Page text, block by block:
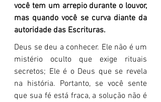
você tem um arrepio durante o louvor,
mas quando você se curva diante da
autoridade das Escrituras.
Deus se deu a conhecer. Ele não é um
mistério oculto que exige rituais
secretos; Ele é o Deus que se revela
na história. Portanto, se você sente
que sua fé está fraca, a solução não é